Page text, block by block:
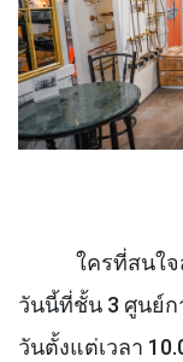
ใครที่สนใ
วันนี้ที่ชั้น 3 ศูนย์ก
วันตั้งแต่เวลา